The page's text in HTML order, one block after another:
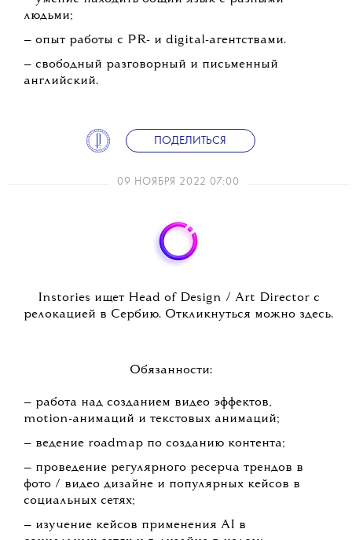
людьми;
— опыт работы с PR- и digital-агентствами.
— свободный разговорный и письменный
английский.
ПОДЕЛИТЬСЯ
09 НОЯБРЯ 2022 07:00
Instories ищет Head of Design / Art Director с
релокацией в Сербию. Откликнуться можно здесь.
Обязанности:
— работа над созданием видео эффектов,
motion-анимаций и текстовых анимаций;
— ведение roadmap по созданию контента;
— проведение регулярного ресерча трендов в
фото / видео дизайне и популярных кейсов в
социальных сетях;
— изучение кейсов применения AI в